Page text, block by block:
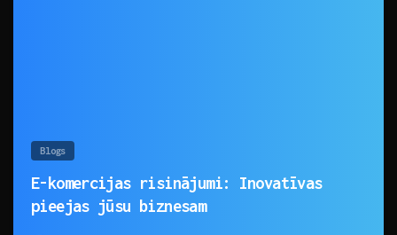
Blogs
E-komercijas risinājumi: Inovatīvas
pieejas jūsu biznesam